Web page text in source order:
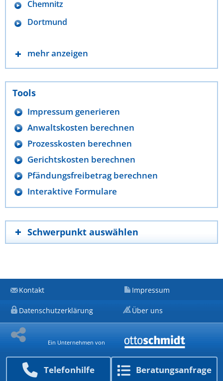
Telefon­hilfe Beratungs­anfrage
Chemnitz
Dortmund
mehr anzeigen
Tools
Impressum generieren
Anwaltskosten berechnen
Prozesskosten berechnen
Gerichtskosten berechnen
Pfändungsfreibetrag berechnen
Interaktive Formulare
Schwerpunkt auswählen
Kontakt Impressum
Datenschutzerklärung Über uns
Ein Unternehmen von